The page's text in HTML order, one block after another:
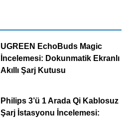
UGREEN EchoBuds Magic
İncelemesi: Dokunmatik Ekranlı
Akıllı Şarj Kutusu
Philips 3’ü 1 Arada Qi Kablosuz
Şarj İstasyonu İncelemesi: